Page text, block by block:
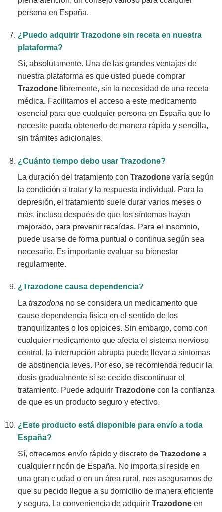
persona en España.
¿Puedo adquirir Trazodonesin receta en nuestra
plataforma?
Sí, absolutamente. Una de las grandes ventajas de
nuestra plataforma es que usted puede comprar
Trazodonelibremente, sin la necesidad de una receta
médica. Facilitamos el acceso a este medicamento
esencial para que cualquier persona en España que lo
necesite pueda obtenerlo de manera rápida y sencilla,
sin trámites adicionales.
¿Cuánto tiempo debo usar Trazodone?
La duración del tratamiento con Trazodonevaría según
la condición a tratar y la respuesta individual. Para la
depresión, el tratamiento suele durar varios meses o
más, incluso después de que los síntomas hayan
mejorado, para prevenir recaídas. Para el insomnio,
puede usarse de forma puntual o continua según sea
necesario. Es importante evaluar su bienestar
regularmente.
¿Trazodonecausa dependencia?
La trazodona no se considera un medicamento que
cause dependencia física en el sentido de los
tranquilizantes o los opioides. Sin embargo, como con
cualquier medicamento que afecta el sistema nervioso
central, la interrupción abrupta puede llevar a síntomas
de abstinencia leves. Por eso, se recomienda reducir la
dosis gradualmente si se decide discontinuar el
tratamiento. Puede adquirir Trazodonecon la confianza
de que es un producto seguro y efectivo.
¿Este producto está disponible para envío a toda
España?
Sí, ofrecemos envío rápido y discreto de Trazodonea
cualquier rincón de España. No importa si reside en
una gran ciudad o en un área rural, nos aseguramos de
que su pedido llegue a su domicilio de manera eficiente
y segura. La conveniencia de adquirir Trazodoneen